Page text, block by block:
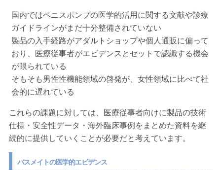
国内ではペニスポンプの医学的活用に関する文献や診療
ガイドラインがまだ十分整備されていない
製品の入手経路がアダルトショップや個人通販に偏って
おり、医療従事者がエビデンスとセットで認識する機会
が限られている
そもそも男性性機能領域の啓発が、女性領域に比べて社
会的に遅れている
これらの課題に対しては、 医療従事者向けに製品の技術
仕様・安全性データ・海外臨床事例をまとめた資料を継
続的に提供していくことが必要だと考えています。
バスメイトの医学的エビデンス